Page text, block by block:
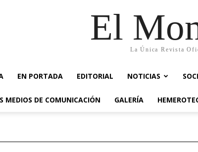
El
La Única Revista
EN PORTADA EDITORIAL NOTICIAS
MEDIOS DE COMUNICACIÓN GALERÍA